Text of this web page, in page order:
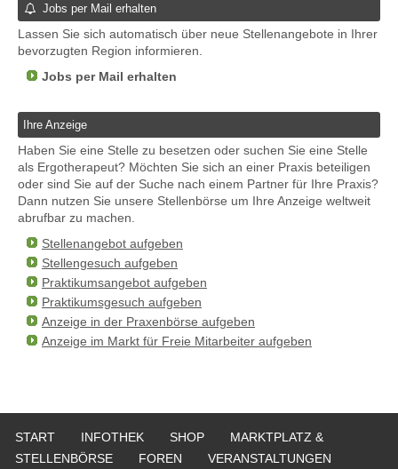
Jobs per Mail erhalten
Lassen Sie sich automatisch über neue Stellenangebote in Ihrer
bevorzugten Region informieren.
Jobs per Mail erhalten
Ihre Anzeige
Haben Sie eine Stelle zu besetzen oder suchen Sie eine Stelle
als Ergotherapeut? Möchten Sie sich an einer Praxis beteiligen
oder sind Sie auf der Suche nach einem Partner für Ihre Praxis?
Dann nutzen Sie unsere Stellenbörse um Ihre Anzeige weltweit
abrufbar zu machen.
Stellenangebot aufgeben
Stellengesuch aufgeben
Praktikumsangebot aufgeben
Praktikumsgesuch aufgeben
Anzeige in der Praxenbörse aufgeben
Anzeige im Markt für Freie Mitarbeiter aufgeben
START INFOTHEK SHOP
MARKTPLATZ &
STELLENBÖRSE
FOREN
VERANSTALTUNGEN